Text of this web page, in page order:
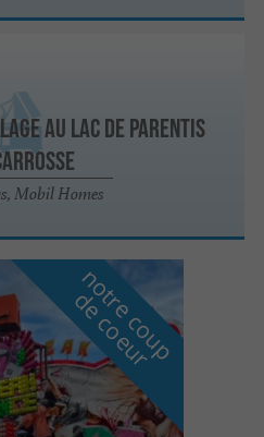
au lac de Parentis
Mobil Homes
n
o
t
r
e
c
o
u
p
d
e
c
o
e
u
r